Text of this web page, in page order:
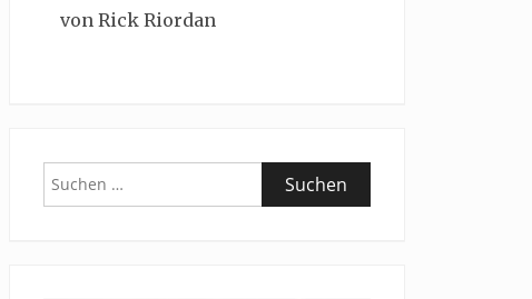
von Rick Riordan
Suchen
nach: